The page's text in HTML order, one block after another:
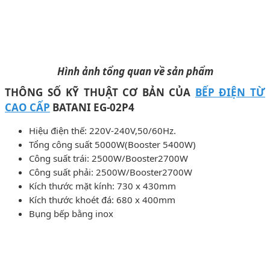
Hình ảnh tổng quan về sản phẩm
THÔNG SỐ KỸ THUẬT CƠ BẢN CỦA BẾP ĐIỆN TỪ
CAO CẤP BATANI EG-02P4
Hiệu điện thế: 220V-240V,50/60Hz.
Tổng công suất 5000W(Booster 5400W)
Công suất trái: 2500W/Booster2700W
Công suất phải: 2500W/Booster2700W
Kích thước mặt kính: 730 x 430mm
Kích thước khoét đá: 680 x 400mm
Bụng bếp bằng inox